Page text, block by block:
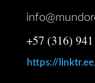
+57 (316)
https://